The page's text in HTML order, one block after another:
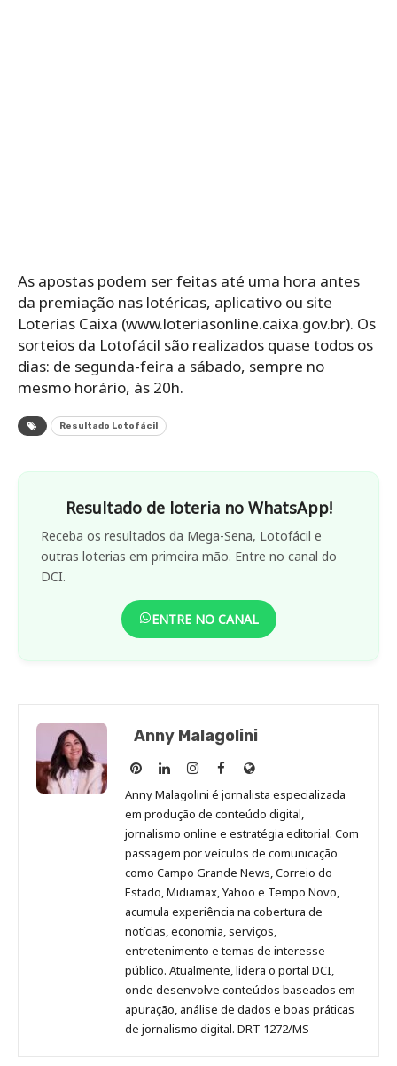
As apostas podem ser feitas até uma hora antes
da premiação nas lotéricas, aplicativo ou site
Loterias Caixa (www.loteriasonline.caixa.gov.br). Os‌
‌sorteios‌ ‌da‌ ‌Lotofácil‌ ‌são‌ ‌realizados‌ ‌quase‌ ‌todos‌ ‌os‌
‌dias: de‌ ‌segunda-feira‌ ‌a‌ ‌sábado,‌ ‌sempre‌ ‌no‌
‌mesmo‌ ‌horário,‌ ‌às‌ ‌20h.
Resultado Lotofácil
Resultado de loteria no WhatsApp!
Receba os resultados da Mega-Sena, Lotofácil e
outras loterias em primeira mão. Entre no canal do
DCI.
ENTRE NO CANAL
Anny Malagolini
Anny
Malagolini
no
Pinterest
Anny
Malagolini
no
LinkedIn
Anny
Malagolini
no
Instagram
Anny
Malagolini
no
Facebook
Site
de
Anny
Malagolini
Anny Malagolini é jornalista especializada
em produção de conteúdo digital,
jornalismo online e estratégia editorial. Com
passagem por veículos de comunicação
como Campo Grande News, Correio do
Estado, Midiamax, Yahoo e Tempo Novo,
acumula experiência na cobertura de
notícias, economia, serviços,
entretenimento e temas de interesse
público. Atualmente, lidera o portal DCI,
onde desenvolve conteúdos baseados em
apuração, análise de dados e boas práticas
de jornalismo digital. DRT 1272/MS